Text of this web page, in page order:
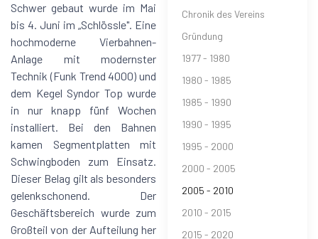
Chronik des Vereins
Gründung
1977 - 1980
1980 - 1985
1985 - 1990
1990 - 1995
1995 - 2000
2000 - 2005
2005 - 2010
2010 - 2015
2015 - 2020
Schwer gebaut wurde im Mai
bis 4. Juni im „Schlössle". Eine
hochmoderne Vierbahnen-
Anlage mit modernster
Technik (Funk Trend 4000) und
dem Kegel Syndor Top wurde
in nur knapp fünf Wochen
installiert. Bei den Bahnen
kamen Segmentplatten mit
Schwingboden zum Einsatz.
Dieser Belag gilt als besonders
gelenkschonend. Der
Geschäftsbereich wurde zum
Großteil von der Aufteilung her